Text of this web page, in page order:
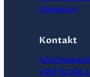
Impressum
Kontakt
+358 50 336